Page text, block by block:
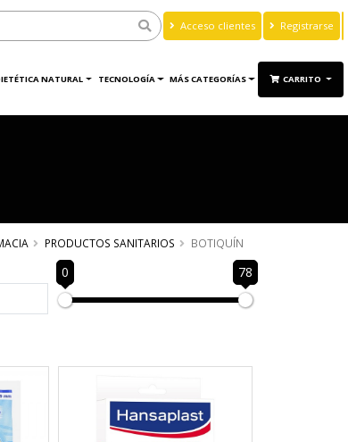
Acceso clientes Registrarse
NATURAL TECNOLOGÍA MÁS CATEGORÍAS CARRITO
PRODUCTOS SANITARIOS BOTIQUÍN
0 78